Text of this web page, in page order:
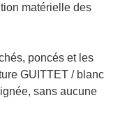
matérielle des
poncés et les
GUITTET / blanc
sans aucune